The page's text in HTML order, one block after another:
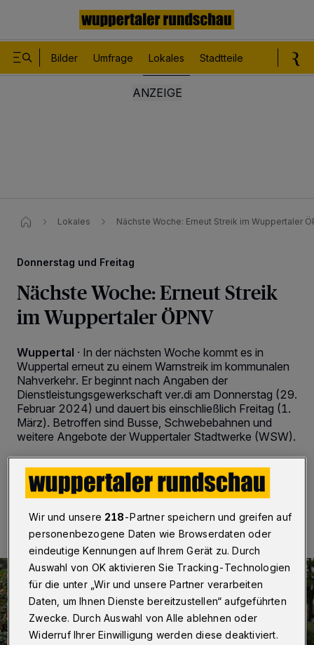
Bilder Umfrage Lokales Stadtteile
Lokales Nächste Woche: Erneut Streik im Wuppertaler
Donnerstag und Freitag
Nächste Woche: Erneut Streik
im Wuppertaler ÖPNV
Wuppertal · In der nächsten Woche kommt es in
Wuppertal erneut zu einem Warnstreik im kommunalen
Nahverkehr. Er beginnt nach Angaben der
Dienstleistungsgewerkschaft ver.di am Donnerstag (29.
Februar 2024) und dauert bis einschließlich Freitag (1.
März). Betroffen sind Busse, Schwebebahnen und
weitere Angebote der Wuppertaler Stadtwerke (WSW).
22.02.2024 , 15:48 Uhr 2 Minuten Lesezeit
Wir und unsere 218-Partner speichern und greifen auf
personenbezogene Daten wie Browserdaten oder
eindeutige Kennungen auf Ihrem Gerät zu. Durch
Auswahl von OK aktivieren Sie Tracking-Technologien
für die unter „Wir und unsere Partner verarbeiten
Daten, um Ihnen Dienste bereitzustellen“ aufgeführten
Zwecke. Durch Auswahl von Alle ablehnen oder
Widerruf Ihrer Einwilligung werden diese deaktiviert.